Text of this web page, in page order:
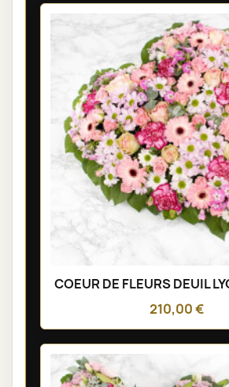
COEUR DE FLEURS DEUIL
210,00 €